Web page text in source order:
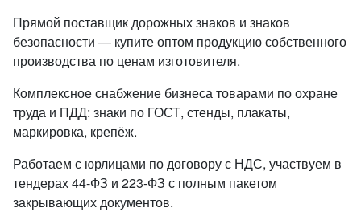
Прямой поставщик дорожных знаков и знаков
безопасности — купите оптом продукцию собственного
производства по ценам изготовителя.
Комплексное снабжение бизнеса товарами по охране
труда и ПДД: знаки по ГОСТ, стенды, плакаты,
маркировка, крепёж.
Работаем с юрлицами по договору с НДС, участвуем в
тендерах 44-ФЗ и 223-ФЗ с полным пакетом
закрывающих документов.